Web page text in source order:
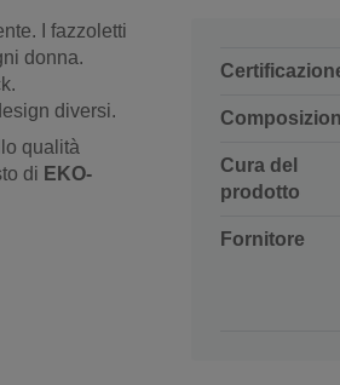
I fazzoletti
donna.
diversi.
qualità
di EKO-
Cura del
prodotto
Fornitore